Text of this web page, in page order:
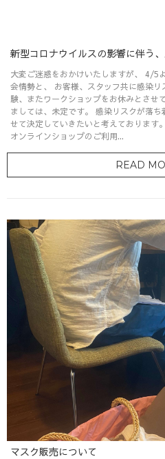
大変ご迷惑をおかけいたしますが、 4/5
会情勢と、 お客様、スタッフ共に感染
験、またワークショップをお休みとさせていただきま
ましては、未定です。 感染リスクが落
せて決定していきたいと考えております。 お買い物につきましては、基本は
オンラインショップのご利用...
READ
マスク販売について